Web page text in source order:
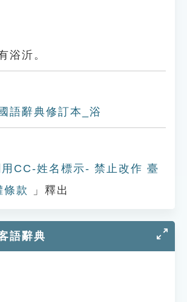
浴沂。
語辭典修訂本_浴
CC-姓名標示- 禁止改作 臺
款
」釋出
語辭典